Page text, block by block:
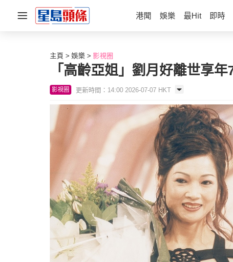
港聞 娛樂 最Hit 即時
主頁 娛樂 影視圈
「高齡亞姐」劉月好離世享
影視圈 更新時間：14:00 2026-07-07 HKT